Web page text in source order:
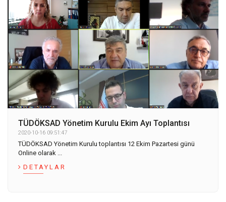
TÜDÖKSAD Yönetim Kurulu Ekim Ayı Toplantısı
2020-10-16 09:51:47
TÜDÖKSAD Yönetim Kurulu toplantısı 12 Ekim Pazartesi günü
Online olarak ...
DETAYLAR